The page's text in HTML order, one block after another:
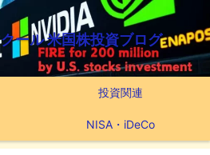
ール 米国株投資ブログ
投資関連
NISA・iDeCo